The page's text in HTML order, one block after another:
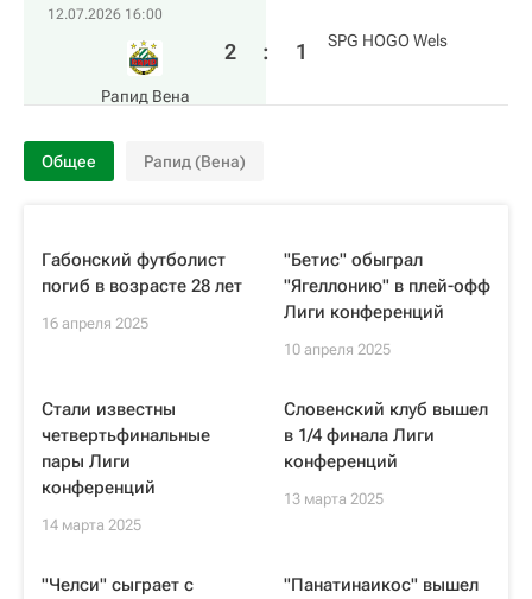
12.07.2026 16:00
Рапид Вена
2 : 1 SPG HOGO Wels
Общее Рапид (Вена)
Габонский футболист
погиб в возрасте 28 лет
16 апреля 2025
"Бетис" обыграл
"Ягеллонию" в плей-офф
Лиги конференций
10 апреля 2025
Стали известны
четвертьфинальные
пары Лиги
конференций
14 марта 2025
Словенский клуб вышел
в 1/4 финала Лиги
конференций
13 марта 2025
"Челси" сыграет с
"Панатинаикос" вышел